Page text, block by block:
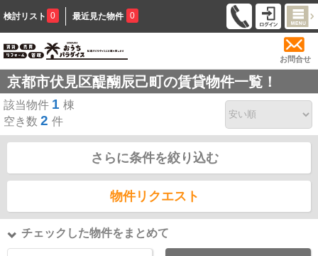
検討リスト 0 最近見た物件 0
お問合せ
京都市伏見区醍醐辰己町の賃貸物件一覧！
該当物件 1 棟
空き数 2 件
さらに条件を絞り込む
物件リクエスト
チェックした物件をまとめて